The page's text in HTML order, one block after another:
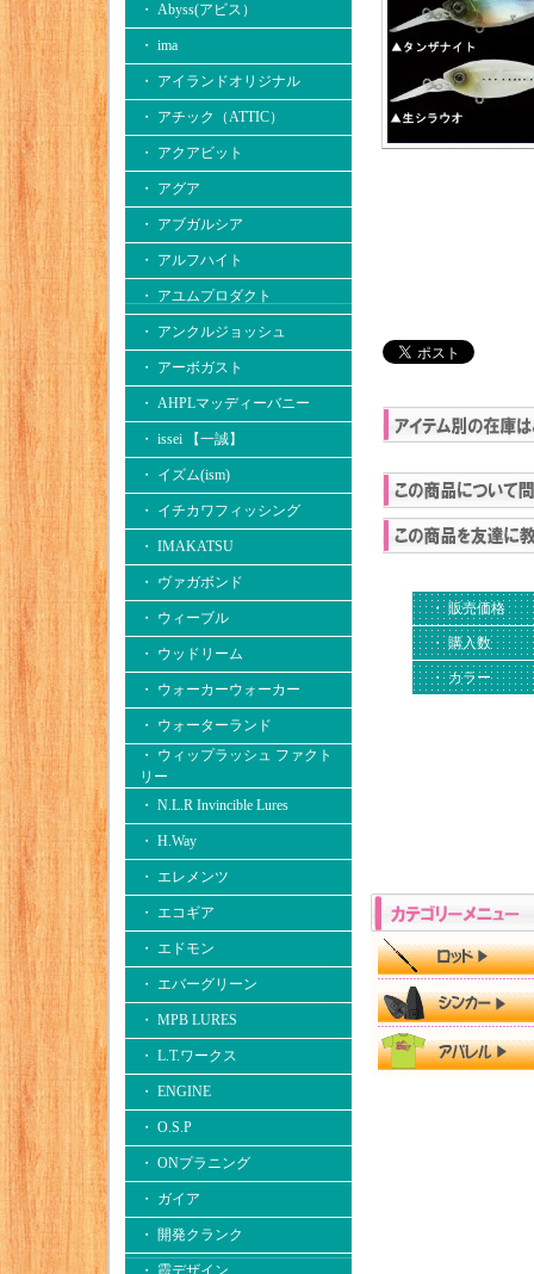
・ Abyss(アビス）
・ ima
・ アイランドオリジナル
・ アチック（ATTIC）
・ アクアビット
・ アグア
・ アブガルシア
・ アルフハイト
・ アユムプロダクト
・ アンクルジョッシュ
・ アーボガスト
・ AHPLマッディーバニー
・ issei 【一誠】
・ イズム(ism)
・ イチカワフィッシング
・ IMAKATSU
・ ヴァガボンド
・ ウィーブル
・ ウッドリーム
・ ウォーカーウォーカー
・ ウォーターランド
・ ウィップラッシュ ファクト
リー
・ N.L.R Invincible Lures
・ H.Way
・ エレメンツ
・ エコギア
・ エドモン
・ エバーグリーン
・ MPB LURES
・ L.T.ワークス
・ ENGINE
・ O.S.P
・ ONプラニング
・ ガイア
・ 開発クランク
・ 霞デザイン
・ 販売価格
・ 購入数
・ カラー